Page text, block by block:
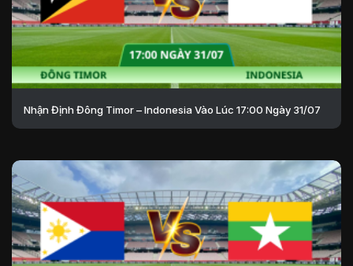
Nhận Định Đông Timor – Indonesia Vào Lúc 17:00 Ngày 31/07